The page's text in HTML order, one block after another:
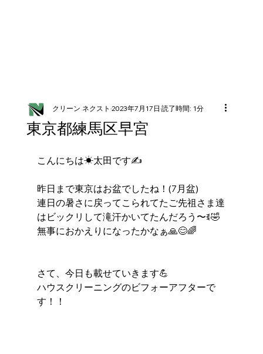
東京都練馬区早宮
クリーン ネクスト 2023年7月17日 読了時間: 1分
こんにちは☀太田です✍️
昨日まで東京はお盆でしたね！(7月盆)
連日の暑さに戻ってこられてたご先祖さま達
はビックリして滝汗かいてたんだろう〜ꉂ🤣
無事におかえりになったかなぁ🙏😊🌈
さて、今日も載せていきます💪
ハウスクリーニングのビフォーアフターで
す！！